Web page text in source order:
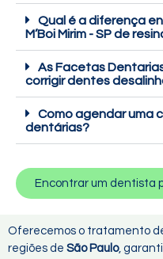
Qual é a diferença
M’Boi Mirim - SP de
As Facetas Dentarias
corrigir dentes
Como agendar uma
dentárias?
Encontrar um dentista
Oferecemos o tratamento
regiões de São Paulo,